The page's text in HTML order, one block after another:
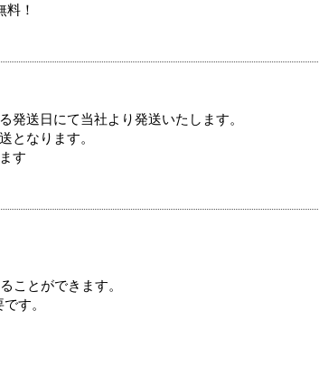
！
発送日にて当社より発送いたします。
となります。
す
ことができます。
す。